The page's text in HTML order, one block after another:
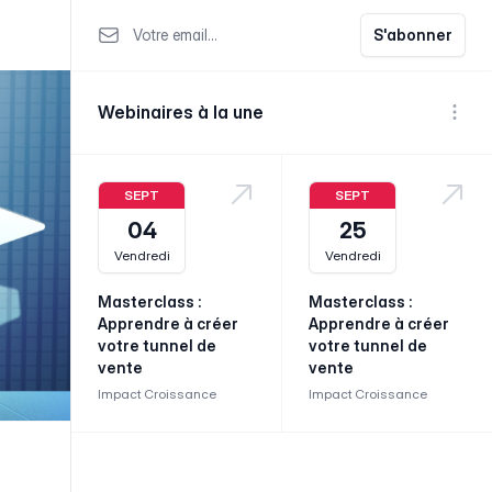
Votre email S'abonner
Webinaires à la une
Voir
SEPT
04
Vendredi
Masterclass :
Apprendre à créer
votre tunnel de
vente
Impact Croissance
SEPT
25
Vendredi
Masterclass :
Apprendre à créer
votre tunnel de
vente
Impact Croissance